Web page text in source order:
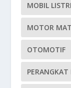
MOBIL
MOTOR
OTOMOTIF